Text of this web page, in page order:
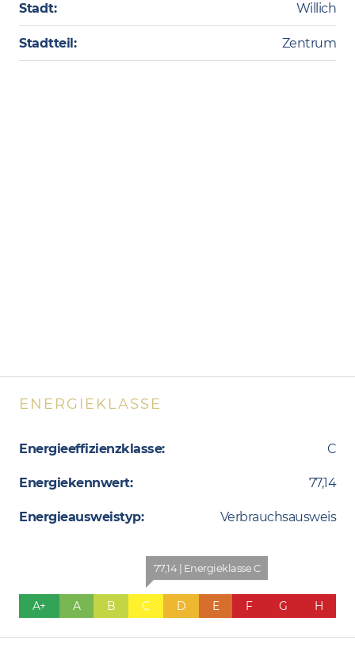
Stadt: Willich
Stadtteil: Zentrum
ENERGIEKLASSE
Energieeffizienzklasse: C
Energiekennwert: 77,14
Energieausweistyp: Verbrauchsausweis
A+ A B
77,14 | Energieklasse C
C D E F G H